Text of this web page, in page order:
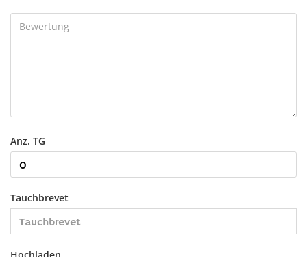
Anz. TG
Tauchbrevet